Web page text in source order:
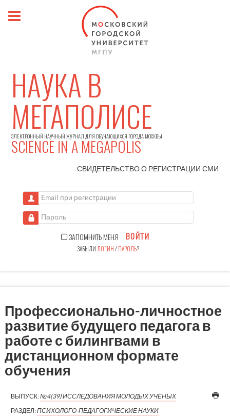
НАУКА В
МЕГАПОЛИСЕ
ЭЛЕКТРОННЫЙ НАУЧНЫЙ ЖУРНАЛ ДЛЯ ОБУЧАЮЩИХСЯ ГОРОДА МОСКВЫ
SCIENCE IN A MEGAPOLIS
СВИДЕТЕЛЬСТВО О РЕГИСТРАЦИИСМИ
Email при регистрации
Пароль
ЗАПОМНИТЬ МЕНЯ ВОЙТИ
ЗАБЫЛИ ЛОГИН/ПАРОЛЬ?
Профессионально-личностное
развитие будущего педагога в
работе с билингвами в
дистанционном формате
обучения
ВЫПУСК:№4(39) ИССЛЕДОВАНИЯ МОЛОДЫХ УЧЁНЫХ
РАЗДЕЛ:ПСИХОЛОГО-ПЕДАГОГИЧЕСКИЕ НАУКИ